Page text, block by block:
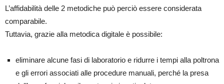
L’affidabilità delle 2 metodiche può perciò essere considerata
comparabile.
Tuttavia, grazie alla metodica digitale è possibile:
eliminare alcune fasi di laboratorio e ridurre i tempi alla poltrona
e gli errori associati alle procedure manuali, perché la presa